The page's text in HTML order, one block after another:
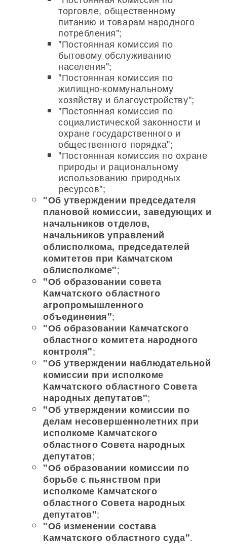
торговле, общественному
питанию и товарам народного
потребления";
"Постоянная комиссия по
бытовому обслуживанию
населения";
"Постоянная комиссия по
жилищно-коммунальному
хозяйству и благоустройству";
"Постоянная комиссия по
социалистической законности и
охране государственного и
общественного порядка";
"Постоянная комиссия по охране
природы и рациональному
использованию природных
ресурсов";
"Об утверждении председателя
плановой комиссии, заведующих и
начальников отделов,
начальников управлений
облисполкома, председателей
комитетов при Камчатском
облисполкоме";
"Об образовании совета
Камчатского областного
агропромышленного
объединения";
"Об образовании Камчатского
областного комитета народного
контроля";
"Об утверждении наблюдательной
комиссии при исполкоме
Камчатского областного Совета
народных депутатов";
"Об утверждении комиссии по
делам несовершеннолетних при
исполкоме Камчатского
областного Совета народных
депутатов;
"Об образовании комиссии по
борьбе с пьянством при
исполкоме Камчатского
областного Совета народных
депутатов";
"Об изменении состава
Камчатского областного суда".